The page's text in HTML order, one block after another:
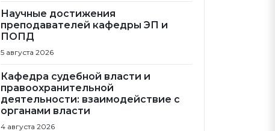
Научные достижения
преподавателей кафедры ЭП и
ПОПД
5 августа 2026
Кафедра судебной власти и
правоохранительной
деятельности: взаимодействие с
органами власти
4 августа 2026